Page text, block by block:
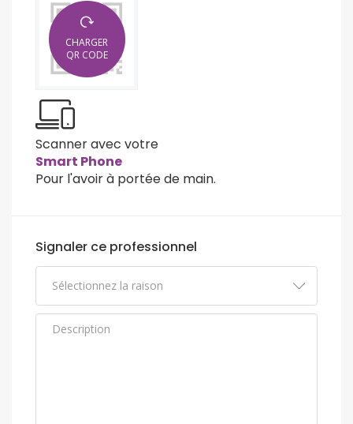
CHARGER
QR CODE
Scanner avec votre
Smart Phone
Pour l'avoir à portée de main.
Signaler ce professionnel